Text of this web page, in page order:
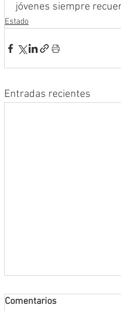
jóvenes siempre
Estado
Entradas recientes
Comentarios